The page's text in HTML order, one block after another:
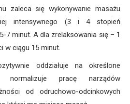
zaleca się wykonywanie masażu
intensywnego (3 i 4 stopień
7 minut. A dla zrelaksowania się – 1
w ciągu 15 minut.
oddziałuje na określone
normalizuje pracę narządów
od odruchowo-odcinkowych